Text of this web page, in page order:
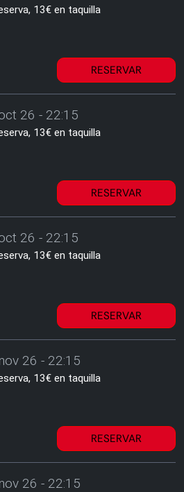
13€ en taquilla
RESERVAR
26 - 22:15
13€ en taquilla
RESERVAR
26 - 22:15
13€ en taquilla
RESERVAR
26 - 22:15
13€ en taquilla
RESERVAR
26 - 22:15